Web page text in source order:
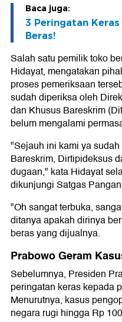
Baca juga:
3 Peringatan
Beras!
Salah satu pemilik toko
Hidayat, mengatakan
proses pemeriksaan
sudah diperiksa oleh
dan Khusus Bareskrim
belum mengalami
"Sejauh ini kami ya
Bareskrim, Dirtipideksus
dugaan," kata Hidayat
dikunjungi Satgas
"Oh sangat terbuka,
ditanya apakah dirinya
beras yang dijualnya.
Prabowo Geram
Sebelumnya, Presiden
peringatan keras kepada
Menurutnya, kasus
negara rugi hingga Rp